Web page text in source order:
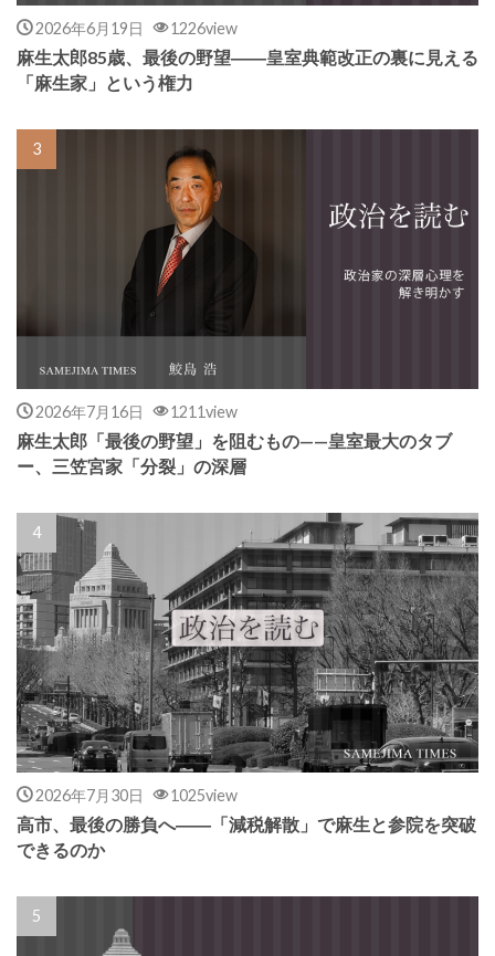
2026年6月19日 1226view
麻生太郎85歳、最後の野望――皇室典範改正の裏に見える
「麻生家」という権力
2026年7月16日 1211view
麻生太郎「最後の野望」を阻むもの——皇室最大のタブ
ー、三笠宮家「分裂」の深層
2026年7月30日 1025view
高市、最後の勝負へ――「減税解散」で麻生と参院を突破
できるのか